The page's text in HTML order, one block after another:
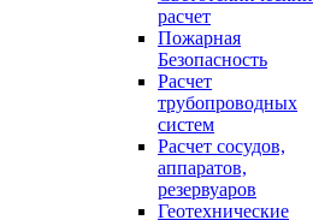
расчет
Пожарная
Безопасность
Расчет
трубопроводных
систем
Расчет сосудов,
аппаратов,
резервуаров
Геотехнические